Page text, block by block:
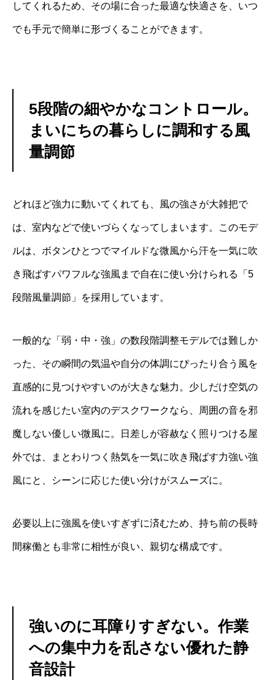
してくれるため、その場に合った最適な快適さを、いつ
でも手元で簡単に形づくることができます。
5段階の細やかなコントロール。
まいにちの暮らしに調和する風
量調節
どれほど強力に動いてくれても、風の強さが大雑把で
は、室内などで使いづらくなってしまいます。このモデ
ルは、ボタンひとつでマイルドな微風から汗を一気に吹
き飛ばすパワフルな強風まで自在に使い分けられる「5
段階風量調節」を採用しています。
一般的な「弱・中・強」の数段階調整モデルでは難しか
った、その瞬間の気温や自分の体調にぴったり合う風を
直感的に見つけやすいのが大きな魅力。少しだけ空気の
流れを感じたい室内のデスクワークなら、周囲の音を邪
魔しない優しい微風に。日差しが容赦なく照りつける屋
外では、まとわりつく熱気を一気に吹き飛ばす力強い強
風にと、シーンに応じた使い分けがスムーズに。
必要以上に強風を使いすぎずに済むため、持ち前の長時
間稼働とも非常に相性が良い、親切な構成です。
強いのに耳障りすぎない。作業
への集中力を乱さない優れた静
音設計